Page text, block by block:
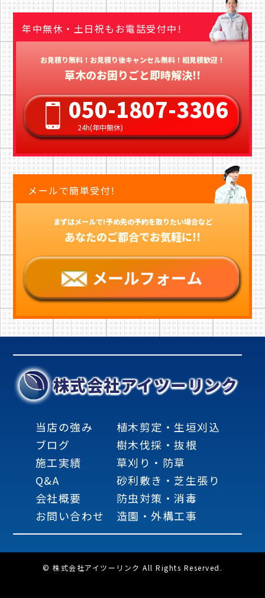
年中無休・土日祝もお電話受付中!
お見積り無料！お見積り後キャンセル無料！相見積歓迎！
草木のお困りごと即時解決!!
050-1807-3306
24h(年中無休)
メールで簡単受付!
まずはメールで!予め先の予約を取りたい場合など
あなたのご都合でお気軽に!!
株式会社アイツーリンク
当店の強み
ブログ
施工実績
Q&A
会社概要
お問い合わせ
植木剪定・生垣刈込
樹木伐採・抜根
草刈り・防草
砂利敷き・芝生張り
防虫対策・消毒
造園・外構工事
© 株式会社アイツーリンク All Rights Reserved.